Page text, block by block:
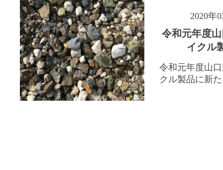
2020年
令和元年度
イクル
令和元年度山
クル製品に新